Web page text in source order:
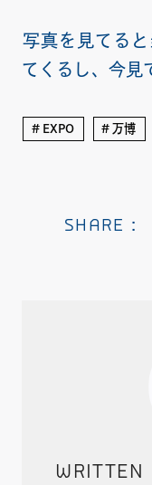
写真を見てる
てくるし、今見
EXPO 万博
SHARE :
WRITTEN